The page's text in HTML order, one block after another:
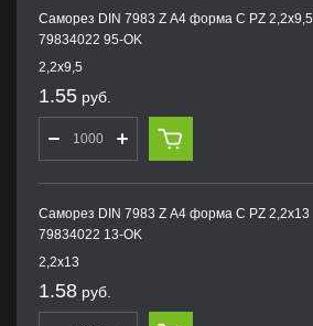
Саморез DIN 7983 Z А4 форма С PZ 2,2х9,5
79834022 95-OK
2,2х9,5
1.55 руб.
Саморез DIN 7983 Z А4 форма С PZ 2,2х13
79834022 13-OK
2,2х13
1.58 руб.